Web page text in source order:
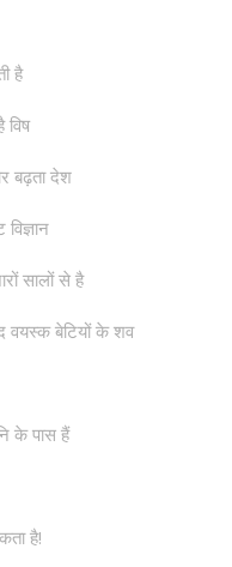
है
बढ़ता देश
सालों से है
वयस्क बेटियों के शव
के पास हैं
है!